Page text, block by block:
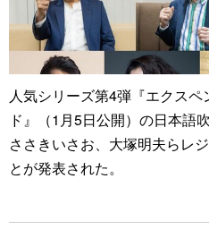
人気シリーズ第4弾『エクス
ド』（1月5日公開）の日本語
ささきいさお、大塚明夫らレ
とが発表された。